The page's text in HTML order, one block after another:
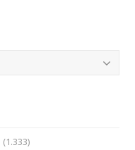
(1.333)